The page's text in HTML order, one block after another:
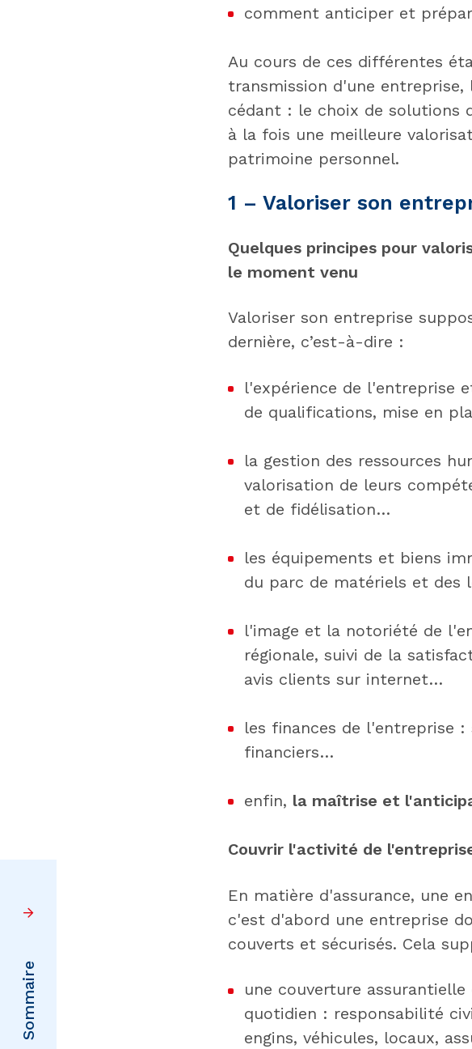
Sommaire
comment anticiper et
Au cours de ces différentes
transmission d'une
cédant : le choix de solutions
à la fois une meilleure
patrimoine personnel.
1 – Valoriser son
Quelques principes pour
le moment venu
Valoriser son entreprise
dernière, c’est-à-dire :
l'expérience de l'entreprise
de qualifications, mise en
la gestion des ressources
valorisation de leurs
et de fidélisation…
les équipements et biens
du parc de matériels et des
l'image et la notoriété de
régionale, suivi de la
avis clients sur internet…
les finances de l'entreprise
financiers…
enfin, la maîtrise et
Couvrir l'activité de
En matière d'assurance, une
c'est d'abord une entreprise
couverts et sécurisés. Cela
une couverture
quotidien : responsabilité
engins, véhicules, locaux,